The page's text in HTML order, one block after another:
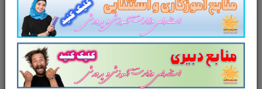
خلاصهجلد دومکتاب راه رشد
آیت الله حائری شیرازی